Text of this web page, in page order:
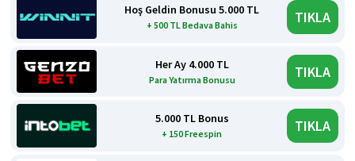
Hoş Geldin Bonusu 5.000 TL
+ 500 TL Bedava Bahis TIKLA
Her Ay 4.000 TL
Para Yatırma Bonusu TIKLA
5.000 TL Bonus
+ 150 Freespin TIKLA